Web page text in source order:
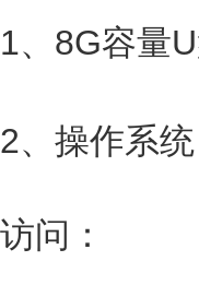
1、8G容量
2、操作系
访问：